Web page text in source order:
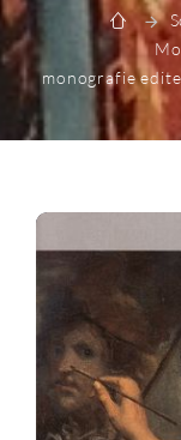
monografie